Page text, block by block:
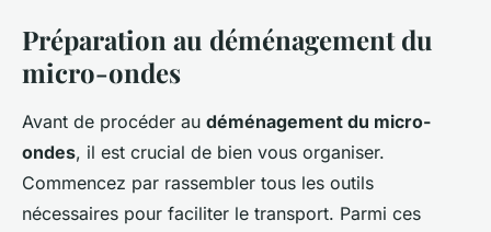
Préparation au déménagement du
micro-ondes
Avant de procéder au déménagement du micro-
ondes, il est crucial de bien vous organiser.
Commencez par rassembler tous les outils
nécessaires pour faciliter le transport. Parmi ces